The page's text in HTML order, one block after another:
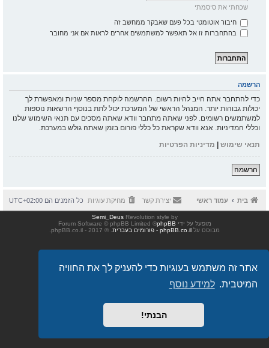
אתר זה משתמש בעוגיות כדי להעניק לך את החוויה
המיטבית. למידע נוסף
הבנתי!
שכחתי את סיסמתי
חיבור אוטומטי בכל פעם שאבקר ממחשב זה
בהתחברות זו אל תאפשר למשתמשים אחרים לראות אם אני מחובר
הרשמה
כדי להתחבר אתה חייב להיות רשום. ההרשמה לוקחת מספר שניות ומאפשרת לך
יכולות גבוהות יותר. המנהל הראשי של המערכת יכול לתת בנוסף הרשאות נוספות
למשתמשים רשומים. לפני שאתה מתחבר וודא שאתה מסכים עם תנאי השימוש שלנו
וכללי המדיניות. אנא וודא שקראת כל כללי פורום בזמן שאתה גולש במערכת.
תנאי שימוש | מדיניות הפרטיות
הרשמה
בית עמוד ראשי כל הזמנים הם UTC+02:00 מחיקת עוגיות יצירת קשר
Revolution style by
Semi_Deus
מופעל על ידי phpBB
® Forum Software © phpBB Limited
מבוסס על phpBB.co.il - פורומים בעברית . © 2017 - phpBB.co.il.